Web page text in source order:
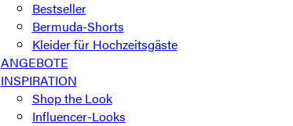
Bestseller
Bermuda-Shorts
Kleider für Hochzeitsgäste
ANGEBOTE
INSPIRATION
Shop the Look
Influencer-Looks